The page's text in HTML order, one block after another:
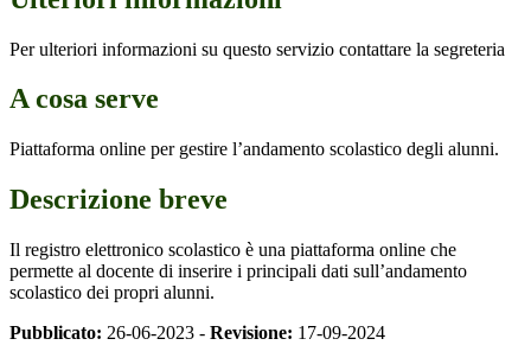
Per ulteriori informazioni su questo servizio contattare la segreteria
A cosa serve
Piattaforma online per gestire l’andamento scolastico degli alunni.
Descrizione breve
Il registro elettronico scolastico è una piattaforma online che
permette al docente di inserire i principali dati sull’andamento
scolastico dei propri alunni.
Pubblicato: 26-06-2023 - Revisione: 17-09-2024